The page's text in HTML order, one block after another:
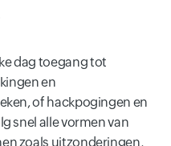
dag toegang tot
en
of hackpogingen en
snel alle vormen van
zoals uitzonderingen,